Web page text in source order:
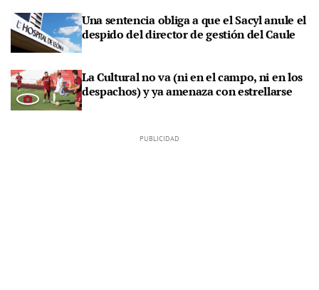
Una sentencia obliga a que el Sacyl anule el
despido del director de gestión del Caule
La Cultural no va (ni en el campo, ni en los
despachos) y ya amenaza con estrellarse